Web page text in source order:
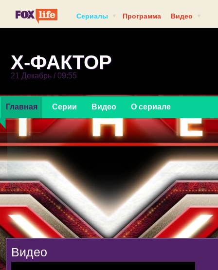
Сериалы Программа Видео
Х-ФАКТОР
21 Декабрь / 09:55
Главная Серии Видео О сериале
Видео